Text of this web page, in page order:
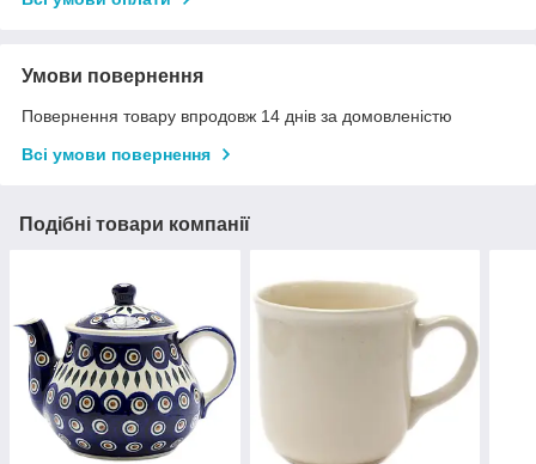
Умови повернення
Повернення товару впродовж 14 днів за домовленістю
Всі умови повернення
Подібні товари компанії